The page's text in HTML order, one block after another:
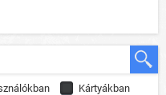
Kártyákban